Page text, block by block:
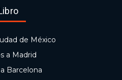
de México
a Madrid
Barcelona